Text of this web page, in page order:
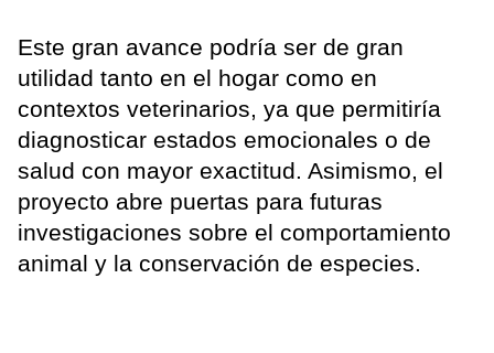
Este gran avance podría ser de gran
utilidad tanto en el hogar como en
contextos veterinarios, ya que permitiría
diagnosticar estados emocionales o de
salud con mayor exactitud. Asimismo, el
proyecto abre puertas para futuras
investigaciones sobre el comportamiento
animal y la conservación de especies.